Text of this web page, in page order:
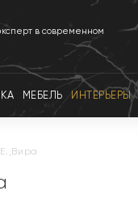
в современном
МЕБЕЛЬ ИНТЕРЬЕРЫ